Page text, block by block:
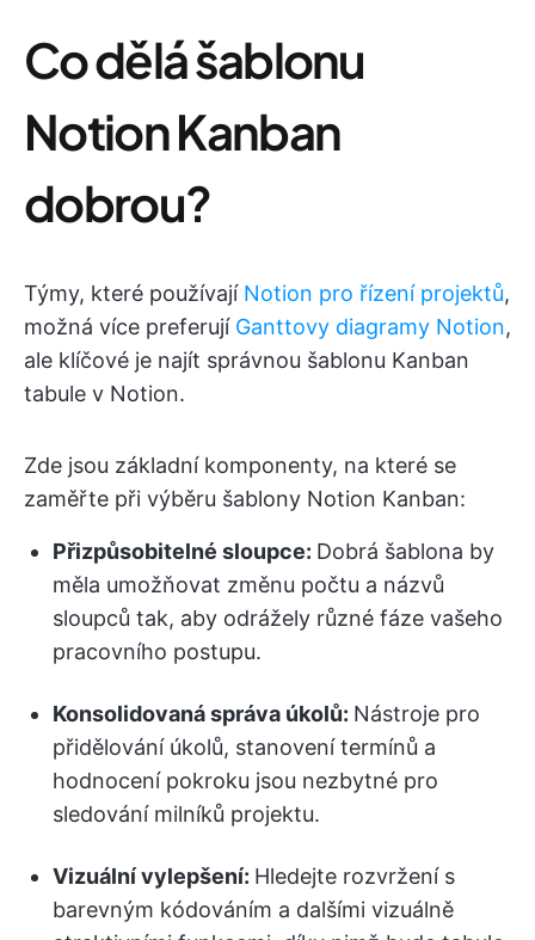
Co dělá šablonu
Notion Kanban
dobrou?
Týmy, které používají Notion pro řízení projektů,
možná více preferují Ganttovy diagramy Notion,
ale klíčové je najít správnou šablonu Kanban
tabule v Notion.
Zde jsou základní komponenty, na které se
zaměřte při výběru šablony Notion Kanban:
Přizpůsobitelné sloupce: Dobrá šablona by
měla umožňovat změnu počtu a názvů
sloupců tak, aby odrážely různé fáze vašeho
pracovního postupu.
Konsolidovaná správa úkolů: Nástroje pro
přidělování úkolů, stanovení termínů a
hodnocení pokroku jsou nezbytné pro
sledování milníků projektu.
Vizuální vylepšení: Hledejte rozvržení s
barevným kódováním a dalšími vizuálně